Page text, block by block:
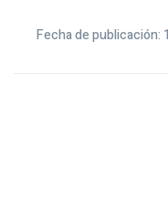
Fecha de publicación: